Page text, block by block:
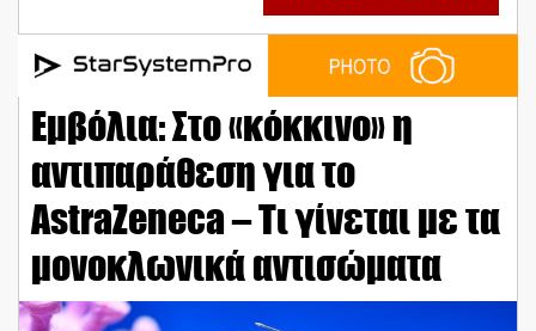
Εμβόλια: Στο «κόκκινο» η
αντιπαράθεση για το
AstraZeneca – Τι γίνεται με τα
μονοκλωνικά αντισώματα